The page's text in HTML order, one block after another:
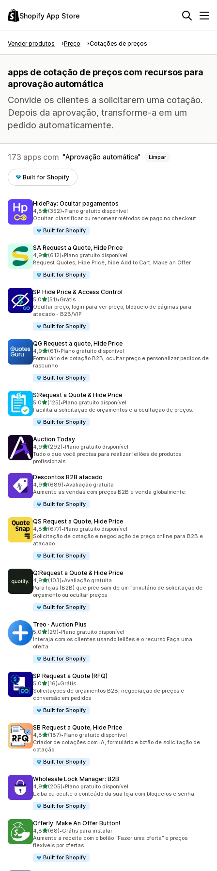
Shopify App Store
Vender produtos Preço Cotações de preços
apps de cotação de preços com recursos para
aprovação automática
Convide os clientes a solicitarem uma cotação.
Depois da aprovação, transforme-a em um
pedido automaticamente.
173 apps com Aprovação automática Limpar
Built for Shopify
HidePay: Ocultar pagamentos
4,8de 5 estrelas
(352)
352 avaliações ao todo
•Plano gratuito disponível
Ocultar, classificar ou renomear métodos de pago no checkout
Built for Shopify
SA Request a Quote, Hide Price
4,9de 5 estrelas
(612)
612 avaliações ao todo
•Plano gratuito disponível
Request Quotes, Hide Price, hide Add to Cart, Make an Offer
Built for Shopify
SP Hide Price & Access Control
5,0de 5 estrelas
(51)
51 avaliações ao todo
•Grátis
Ocultar preço, login para ver preço, bloqueio de páginas para
atacado - B2B/VIP
Built for Shopify
QG Request a quote, Hide Price
4,9de 5 estrelas
(61)
61 avaliações ao todo
•Plano gratuito disponível
Formulário de cotação B2B, ocultar preço e personalizar pedidos de
rascunho
Built for Shopify
S:Request a Quote & Hide Price
5,0de 5 estrelas
(125)
125 avaliações ao todo
•Plano gratuito disponível
Facilita a solicitação de orçamentos e a ocultação de preços.
Built for Shopify
Auction Today
4,9de 5 estrelas
(292)
292 avaliações ao todo
•Plano gratuito disponível
Tudo o que você precisa para realizar leilões de produtos
profissionais
Descontos B2B atacado
4,9de 5 estrelas
(689)
689 avaliações ao todo
•Avaliação gratuita
Aumente as vendas com preços B2B e venda globalmente.
Built for Shopify
QS Request a Quote, Hide Price
4,8de 5 estrelas
(677)
677 avaliações ao todo
•Plano gratuito disponível
Solicitação de cotação e negociação de preço online para B2B e
atacado
Built for Shopify
Q:Request a Quote & Hide Price
4,9de 5 estrelas
(103)
103 avaliações ao todo
•Avaliação gratuita
Para lojas (B2B) que precisam de um formulário de solicitação de
orçamento ou ocultar preços
Built for Shopify
Treo · Auction Plus
5,0de 5 estrelas
(29)
29 avaliações ao todo
•Plano gratuito disponível
Interaja com os clientes usando leilões e o recurso Faça uma
oferta.
Built for Shopify
SP Request a Quote (RFQ)
5,0de 5 estrelas
(16)
16 avaliações ao todo
•Grátis
Solicitações de orçamentos B2B, negociação de preços e
conversão em pedidos
Built for Shopify
SB Request a Quote, Hide Price
4,8de 5 estrelas
(187)
187 avaliações ao todo
•Plano gratuito disponível
Criador de cotações com IA, formulário e botão de solicitação de
cotação
Built for Shopify
Wholesale Lock Manager: B2B
4,9de 5 estrelas
(205)
205 avaliações ao todo
•Plano gratuito disponível
Exiba ou oculte o conteúdo da sua loja com bloqueios e senha.
Built for Shopify
Offerly: Make An Offer Button!
4,8de 5 estrelas
(68)
68 avaliações ao todo
•Grátis para instalar
Aumente a receita com o botão “Fazer uma oferta” e preços
flexíveis por ofertas
Built for Shopify